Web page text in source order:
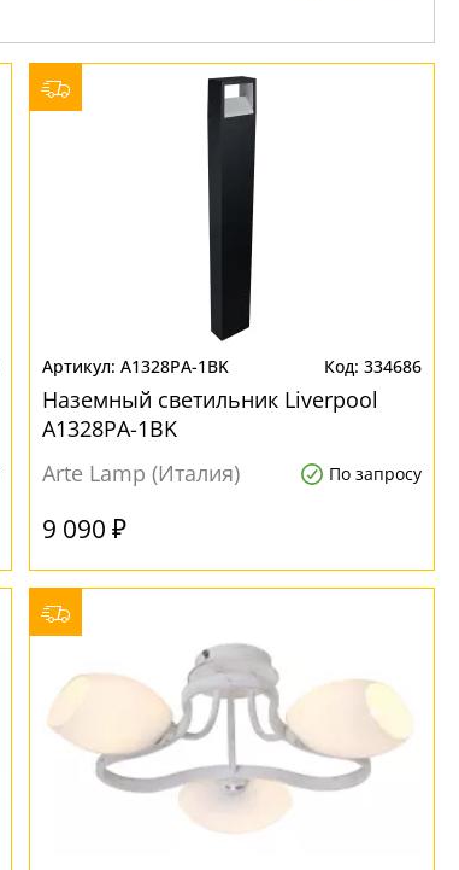
A1328PA-1BK 334686
Наземный светильник Liverpool
A1328PA-1BK
Arte Lamp (Италия)
По запросу
9 090 ₽